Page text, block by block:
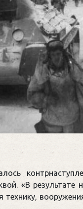
«В результате
технику,